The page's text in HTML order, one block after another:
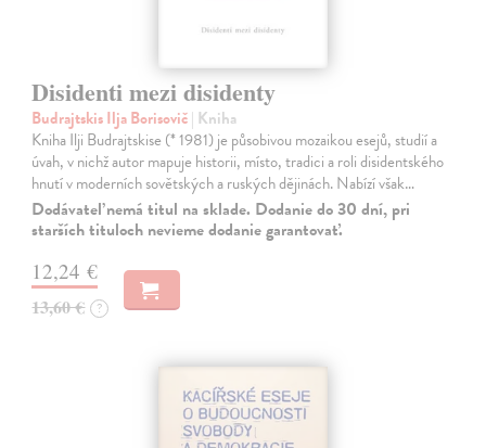
Disidenti mezi disidenty
Budrajtskis Ilja Borisovič| Kniha
Kniha Ilji Budrajtskise (* 1981) je působivou mozaikou esejů, studií a
úvah, v nichž autor mapuje historii, místo, tradici a roli disidentského
hnutí v moderních sovětských a ruských dějinách. Nabízí však…
Dodávateľ nemá titul na sklade. Dodanie do 30 dní, pri
starších tituloch nevieme dodanie garantovať.
12,24 €
13,60 € ?